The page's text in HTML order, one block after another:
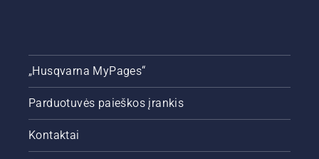
„Husqvarna MyPages“
Parduotuvės paieškos įrankis
Kontaktai